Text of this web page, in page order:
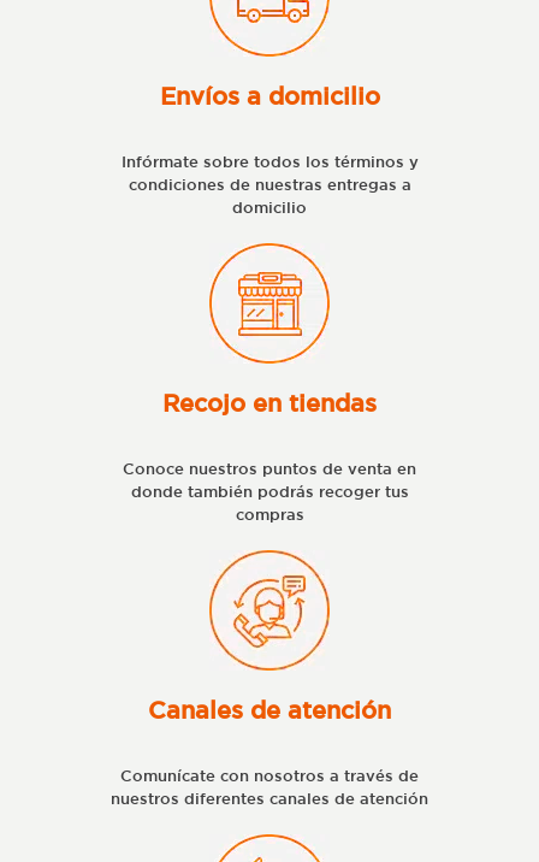
Envíos a domicilio
Infórmate sobre todos los términos y
condiciones de nuestras entregas a
domicilio
Recojo en tiendas
Conoce nuestros puntos de venta en
donde también podrás recoger tus
compras
Canales de atención
Comunícate con nosotros a través de
nuestros diferentes canales de atención